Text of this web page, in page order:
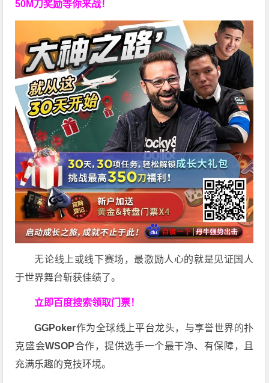
50M刀奖励等你来战！
无论线上或线下赛场，最激励人心的就是见证国人
于世界舞台斩获佳绩了。
立即百度搜索领取门票！
GGPoker作为全球线上平台龙头，与享誉世界的扑
克盛会WSOP合作，提供选手一个最干净、有保障，且
充满乐趣的竞技环境。